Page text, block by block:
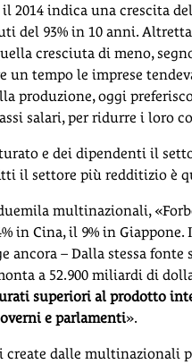
2014 indica una crescita
del 93% in 10 anni.
cresciuta di meno,
un tempo le imprese
produzione, oggi
salari, per ridurre i loro
e dei dipendenti il
il settore più redditizio è
multinazionali,
in Cina, il 9% in
ancora – Dalla stessa
a 52.900 miliardi di
superiori al prodotto
e parlamenti».
create dalle multinazionali